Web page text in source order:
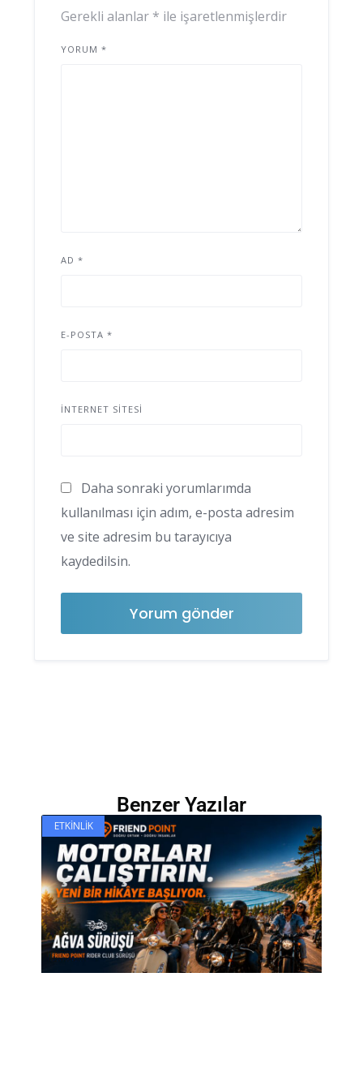
Gerekli alanlar * ile işaretlenmişlerdir
YORUM *
AD *
E-POSTA *
İNTERNET SITESI
Daha sonraki yorumlarımda
kullanılması için adım, e-posta adresim
ve site adresim bu tarayıcıya
kaydedilsin.
Benzer Yazılar
ETKINLIK